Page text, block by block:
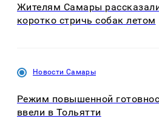
Жителям Самары
коротко стричь собак летом
Новости Самары
Режим повышенной
ввели в Тольятти